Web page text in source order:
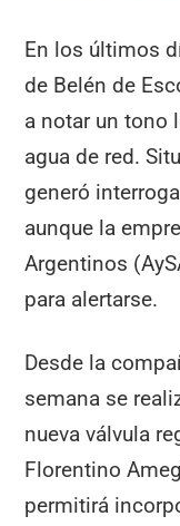
En los últimos
de Belén de
a notar un tono
agua de red.
generó
aunque la
Argentinos
para alertarse.
Desde la
semana se
nueva válvula
Florentino
permitirá